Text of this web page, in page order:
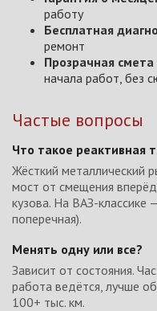
работу
Бесплатная
ремонт
Прозрачная смета
начала работ, без
Частые вопросы
Что такое реактивная
Жёсткий металлический
мост от смещения
кузова. На ВАЗ-классике
поперечная).
Менять одну или все?
Зависит от состояния.
работа ведётся, лучше
100+ тыс. км.